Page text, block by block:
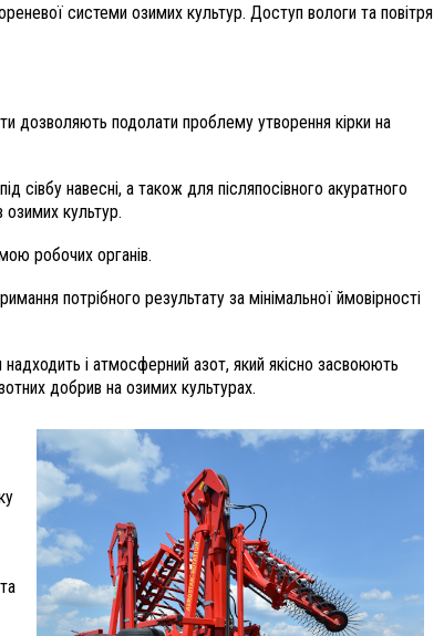
системи озимих культур. Доступ вологи та повітря
дозволяють подолати проблему утворення кірки на
сівбу навесні, а також для післяпосівного акуратного
озимих культур.
робочих органів.
потрібного результату за мінімальної ймовірності
і атмосферний азот, який якісно засвоюють
добрив на озимих культурах.